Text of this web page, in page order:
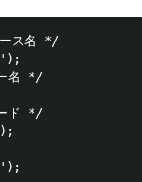
ス名 */
名 */
ド */